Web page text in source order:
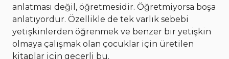
anlatması değil, öğretmesidir. Öğretmiyorsa boşa
anlatıyordur. Özellikle de tek varlık sebebi
yetişkinlerden öğrenmek ve benzer bir yetişkin
olmaya çalışmak olan çocuklar için üretilen
kitaplar için geçerli bu.